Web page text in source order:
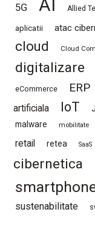
5G AI Allied
aplicatii atac
cloud Cloud
digitalizare
eCommerce ERP
artificiala
IoT
malware mobilitate
retail retea SaaS
cibernetica
sustenabilitate